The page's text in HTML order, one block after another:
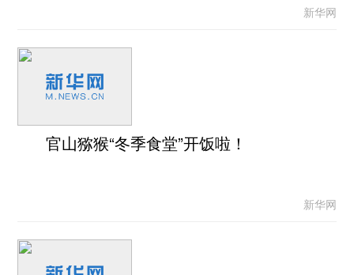
新华网
官山猕猴“冬季食堂”开饭啦！
新华网